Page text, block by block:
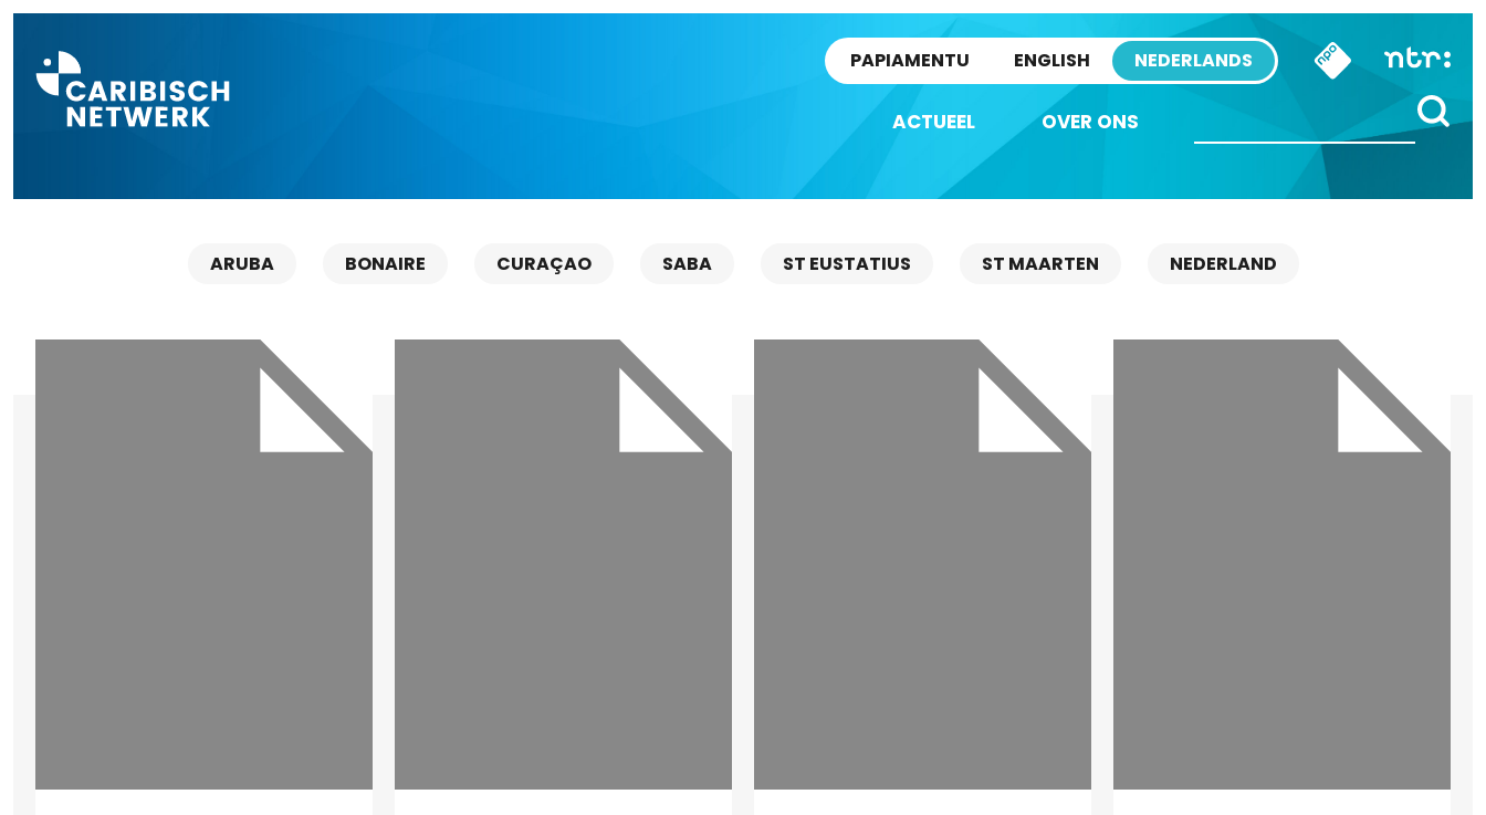
PAPIAMENTU ENGLISH NEDERLANDS
ACTUEEL OVER ONS
ARUBA BONAIRE CURAÇAO SABA ST EUSTATIUS ST MAARTEN NEDERLAND